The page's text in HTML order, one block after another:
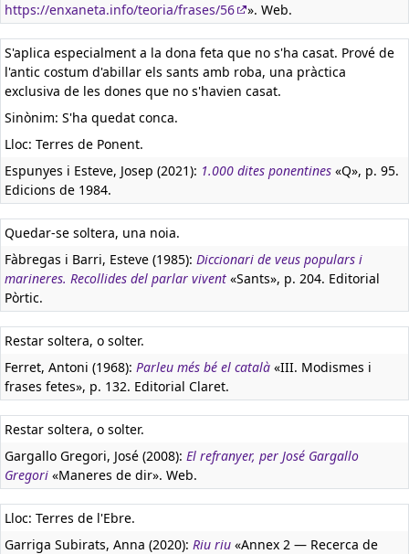
https://enxaneta.info/teoria/frases/56
». Web.
S'aplica especialment a la dona feta que no s'ha casat. Prové de
l'antic costum d'abillar els sants amb roba, una pràctica
exclusiva de les dones que no s'havien casat.
Sinònim: S'ha quedat conca.
Lloc: Terres de Ponent.
Espunyes i Esteve, Josep (2021): 1.000 dites ponentines «Q», p. 95.
Edicions de 1984.
Quedar-se soltera, una noia.
Fàbregas i Barri, Esteve (1985): Diccionari de veus populars i
marineres. Recollides del parlar vivent «Sants», p. 204. Editorial
Pòrtic.
Restar soltera, o solter.
Ferret, Antoni (1968): Parleu més bé el català «III. Modismes i
frases fetes», p. 132. Editorial Claret.
Restar soltera, o solter.
Gargallo Gregori, José (2008): El refranyer, per José Gargallo
Gregori «Maneres de dir». Web.
Lloc: Terres de l'Ebre.
Garriga Subirats, Anna (2020): Riu riu «Annex 2 — Recerca de